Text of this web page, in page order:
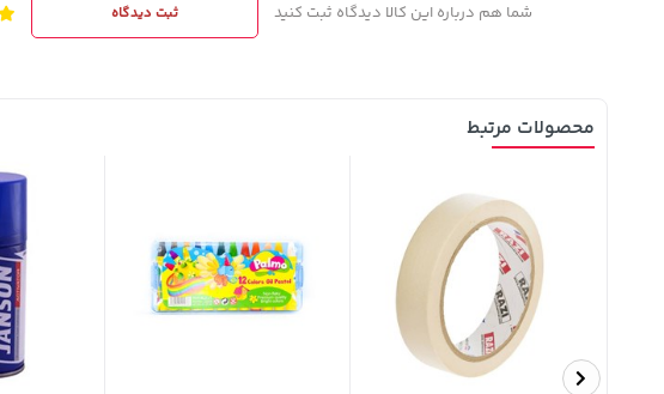
شما هم درباره این کالا دیدگاه ثبت کنید ثبت دیدگاه
محصولات مرتبط